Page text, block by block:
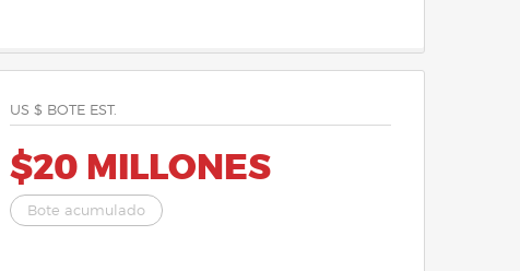
US $ BOTE EST.
$20 MILLONES
Bote acumulado